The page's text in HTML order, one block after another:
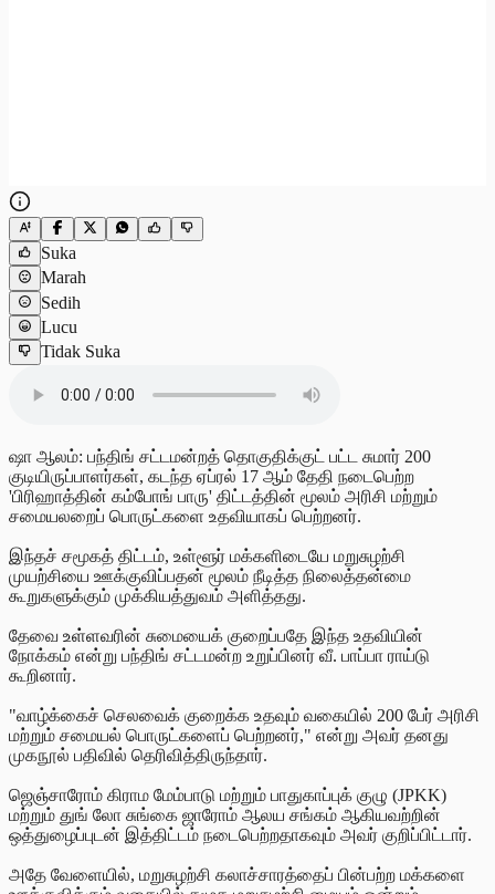
Suka
Marah
Sedih
Lucu
Tidak Suka
ஷா ஆலம்: பந்திங் சட்டமன்றத் தொகுதிக்குட் பட்ட சுமார் 200
குடியிருப்பாளர்கள், கடந்த ஏப்ரல் 17 ஆம் தேதி நடைபெற்ற
'பிரிஹாத்தின் கம்போங் பாரு' திட்டத்தின் மூலம் அரிசி மற்றும்
சமையலறைப் பொருட்களை உதவியாகப் பெற்றனர்.
இந்தச் சமூகத் திட்டம், உள்ளூர் மக்களிடையே மறுசுழற்சி
முயற்சியை ஊக்குவிப்பதன் மூலம் நீடித்த நிலைத்தன்மை
கூறுகளுக்கும் முக்கியத்துவம் அளித்தது.
தேவை உள்ளவரின் சுமையைக் குறைப்பதே இந்த உதவியின்
நோக்கம் என்று பந்திங் சட்டமன்ற உறுப்பினர் வீ. பாப்பா ராய்டு
கூறினார்.
"வாழ்க்கைச் செலவைக் குறைக்க உதவும் வகையில் 200 பேர் அரிசி
மற்றும் சமையல் பொருட்களைப் பெற்றனர்," என்று அவர் தனது
முகநூல் பதிவில் தெரிவித்திருந்தார்.
ஜெஞ்சாரோம் கிராம மேம்பாடு மற்றும் பாதுகாப்புக் குழு (JPKK)
மற்றும் துங் லோ சுங்கை ஜாரோம் ஆலய சங்கம் ஆகியவற்றின்
ஒத்துழைப்புடன் இத்திட்டம் நடைபெற்றதாகவும் அவர் குறிப்பிட்டார்.
அதே வேளையில், மறுசுழற்சி கலாச்சாரத்தைப் பின்பற்ற மக்களை